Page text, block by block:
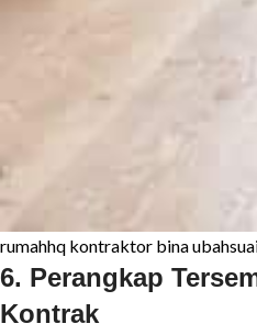
rumahhq kontraktor bina
6. Perangkap
Kontrak